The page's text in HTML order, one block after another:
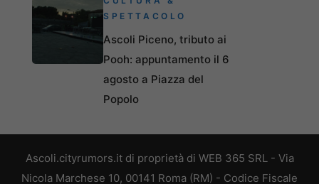
SPETTACOLO
Ascoli Piceno, tributo ai
Pooh: appuntamento il 6
agosto a Piazza del
Popolo
Ascoli.cityrumors.it di proprietà di WEB 365 SRL - Via
Nicola Marchese 10, 00141 Roma (RM) - Codice Fiscale